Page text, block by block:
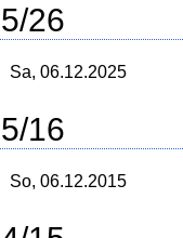
26
Sa, 06.12.2025
16
So, 06.12.2015